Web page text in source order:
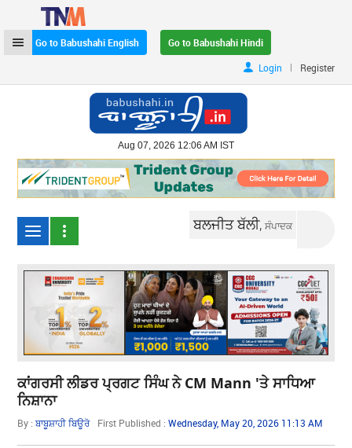
Go to Babushahi English
Go to Babushahi Hindi
Login
| Register
Aug 07, 2026 12:06 AM IST
ਬਲਜੀਤ ਬੱਲੀ,ਸੰਪਾਦਕ
ਕਾਂਗਰਸੀ ਲੀਡਰ ਪ੍ਰਗਟ ਸਿੰਘ ਨੇ CM Mann 'ਤੇ ਸਾਧਿਆ
ਨਿਸ਼ਾਨਾ
By :ਬਾਬੂਸ਼ਾਹੀ ਬਿਊਰੋ First Published :Wednesday, May 20, 2026 11:13 AM